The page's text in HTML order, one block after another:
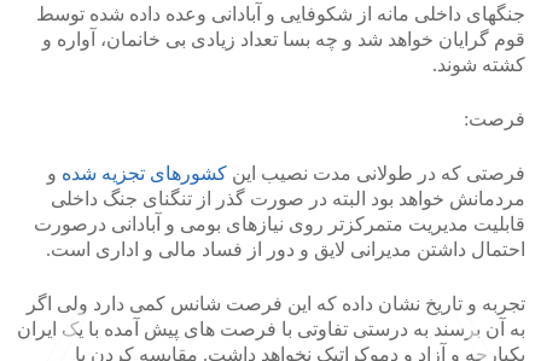
جنگهای داخلی مانه از شکوفایی و آبادانی وعده داده شده توسط
قوم گرایان خواهد شد و چه بسا تعداد زیادی بی خانمان، آواره و
کشته شوند.
فرصت:
فرصتی که در طولانی مدت نصیب این کشورهای تجزیه شده و
مردمانش خواهد بود البته در صورت گذر از تنگنای جنگ داخلی
قابلیت مدیریت متمرکزتر روی نیازهای بومی و آبادانی درصورت
احتمال داشتن مدیرانی لایق و دور از فساد مالی و اداری است.
تجربه و تاریخ نشان داده که این فرصت شانس کمی دارد ولی اگر
به آن برسند به درستی تفاوتی با فرصت های پیش آمده با یک ایران
یکپارچه و آزاد و دموکراتیک نخواهد داشت. مقایسه کردن با